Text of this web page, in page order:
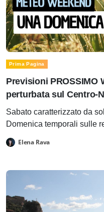
Prima Pagina
Previsioni PROSSIMO
perturbata sul Centro-
Sabato caratterizzato da
Domenica temporali sulle
Elena Rava